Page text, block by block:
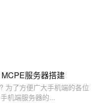
服务器搭建
为了方便广大手机端的各位
机端服务器的...